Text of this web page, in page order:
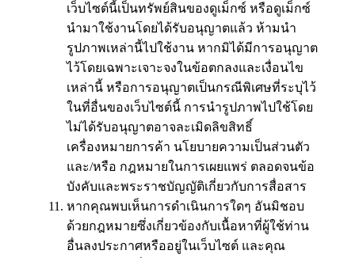
เว็บไซต์นี้เป็นทรัพย์สินของดูเม็กซ์ หรือดูเม็กซ์
นำมาใช้งานโดยได้รับอนุญาตแล้ว ห้ามนำ
รูปภาพเหล่านี้ไปใช้งาน หากมิได้มีการอนุญาต
ไว้โดยเฉพาะเจาะจงในข้อตกลงและเงื่อนไข
เหล่านี้ หรือการอนุญาตเป็นกรณีพิเศษที่ระบุไว้
ในที่อื่นของเว็บไซต์นี้ การนำรูปภาพไปใช้โดย
ไม่ได้รับอนุญาตอาจละเมิดลิขสิทธิ์
เครื่องหมายการค้า นโยบายความเป็นส่วนตัว
และ/หรือ กฎหมายในการเผยแพร่ ตลอดจนข้อ
บังคับและพระราชบัญญัติเกี่ยวกับการสื่อสาร
หากคุณพบเห็นการดำเนินการใดๆ อันมิชอบ
ด้วยกฎหมายซึ่งเกี่ยวข้องกับเนื้อหาที่ผู้ใช้ท่าน
อื่นลงประกาศหรืออยู่ในเว็บไซต์ และคุณ